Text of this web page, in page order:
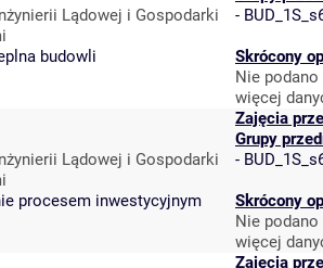
Lądowej i Gospodarki
budowli
-
Skrócony
Nie
więcej
Lądowej i Gospodarki
procesem inwestycyjnym
Zajęcia
Grupy
-
Skrócony
Nie
więcej
Zajęcia